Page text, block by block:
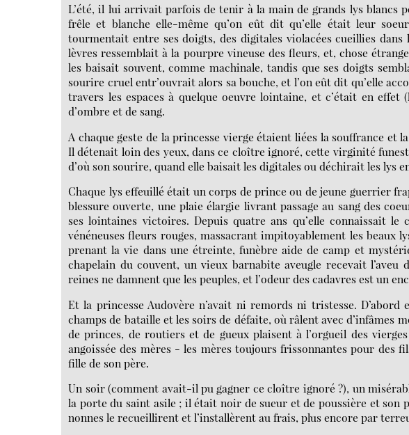
L’été, il lui arrivait parfois de tenir à la main de grands lys blancs
frêle et blanche elle-même qu’on eût dit qu’elle était leur
tourmentait entre ses doigts, des digitales violacées cueillies dans
lèvres ressemblait à la pourpre vineuse des fleurs, et, chose
les baisait souvent, comme machinale, tandis que ses doigts
sourire cruel entr’ouvrait alors sa bouche, et l’on eût dit qu’elle
travers les espaces à quelque oeuvre lointaine, et c’était en effet
d’ombre et de sang.
A chaque geste de la princesse vierge étaient liées la souffrance et
Il détenait loin des yeux, dans ce cloître ignoré, cette virginité
d’où son sourire, quand elle baisait les digitales ou déchirait les lys
Chaque lys effeuillé était un corps de prince ou de jeune guerrier
blessure ouverte, une plaie élargie livrant passage au sang des
ses lointaines victoires. Depuis quatre ans qu’elle connaissait
vénéneuses fleurs rouges, massacrant impitoyablement les beaux
prenant la vie dans une étreinte, funèbre aide de camp et
chapelain du couvent, un vieux barnabite aveugle recevait l’aveu
reines ne damnent que les peuples, et l’odeur des cadavres est un
Et la princesse Audovère n’avait ni remords ni tristesse.
champs de bataille et les soirs de défaite, où râlent avec d’infâmes
de princes, de routiers et de gueux plaisent à l’orgueil des
angoissée des mères - les mères toujours frissonnantes pour des
fille de son père.
Un soir (comment avait-il pu gagner ce cloître ignoré ?), un
la porte du saint asile ; il était noir de sueur et de poussière et son
nonnes le recueillirent et l’installèrent au frais, plus encore par